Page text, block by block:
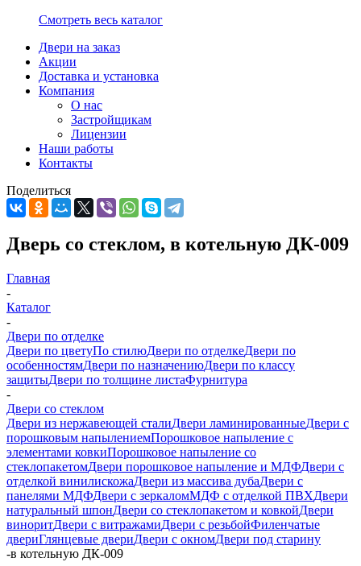
Смотреть весь каталог
Двери на заказ
Акции
Доставка и установка
Компания
О нас
Застройщикам
Лицензии
Наши работы
Контакты
Поделиться
Дверь со стеклом, в котельную ДК-009
Главная
-
Каталог
-
Двери по отделке
Двери по цветуПо стилюДвери по отделкеДвери по
особенностямДвери по назначениюДвери по классу
защитыДвери по толщине листаФурнитура
-
Двери со стеклом
Двери из нержавеющей сталиДвери ламинированныеДвери с
порошковым напылениемПорошковое напыление с
элементами ковкиПорошковое напыление со
стеклопакетомДвери порошковое напыление и МДФДвери с
отделкой винилискожаДвери из массива дубаДвери с
панелями МДФДвери с зеркаломМДФ с отделкой ПВХДвери
натуральный шпонДвери со стеклопакетом и ковкойДвери
виноритДвери с витражамиДвери с резьбойФиленчатые
двериГлянцевые двериДвери с окномДвери под старину
-в котельную ДК-009